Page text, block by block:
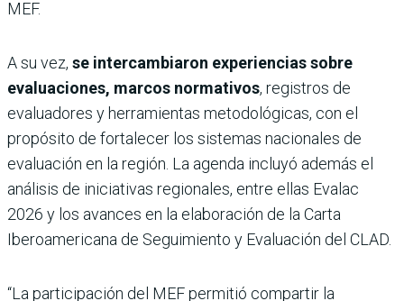
MEF.
A su vez, se intercambiaron experiencias sobre
evaluaciones, marcos normativos, registros de
evaluadores y herramientas metodológicas, con el
propósito de fortalecer los sistemas nacionales de
evaluación en la región. La agenda incluyó además el
análisis de iniciativas regionales, entre ellas Evalac
2026 y los avances en la elaboración de la Carta
Iberoamericana de Seguimiento y Evaluación del CLAD.
“La participación del MEF permitió compartir la